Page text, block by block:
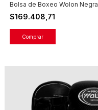
Bolsa de Boxeo Wolon Negra
$169.408,71
Comprar